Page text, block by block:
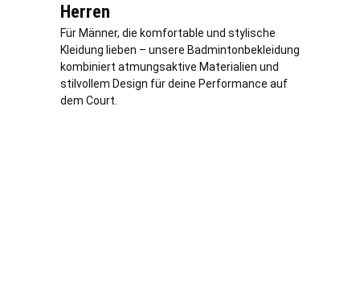
Herren
Für Männer, die komfortable und stylische
Kleidung lieben – unsere Badmintonbekleidung
kombiniert atmungsaktive Materialien und
stilvollem Design für deine Performance auf
dem Court.